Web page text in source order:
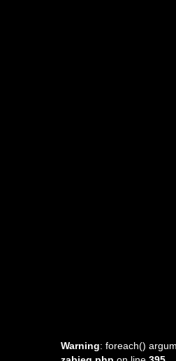
Warning: foreach()